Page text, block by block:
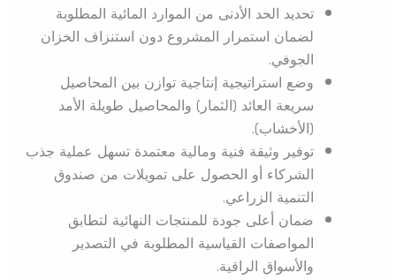
تحديد الحد الأدنى من الموارد المائية المطلوبة
لضمان استمرار المشروع دون استنزاف الخزان
الجوفي.
وضع استراتيجية إنتاجية توازن بين المحاصيل
سريعة العائد (الثمار) والمحاصيل طويلة الأمد
(الأخشاب).
توفير وثيقة فنية ومالية معتمدة تسهل عملية جذب
الشركاء أو الحصول على تمويلات من صندوق
التنمية الزراعي.
ضمان أعلى جودة للمنتجات النهائية لتطابق
المواصفات القياسية المطلوبة في التصدير
والأسواق الراقية.